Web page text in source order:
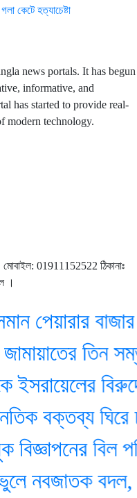
কেটে হত্যাচেষ্টা
news portals. It has begun
informative, and
has started to provide real-
modern technology.
মোবাইল: 01911152522 ঠিকানাঃ
।
পেয়ারার বাজার
তিন
ইসরায়েলের
বক্তব্য ঘিরে
বিল
নবজাতক বদল,